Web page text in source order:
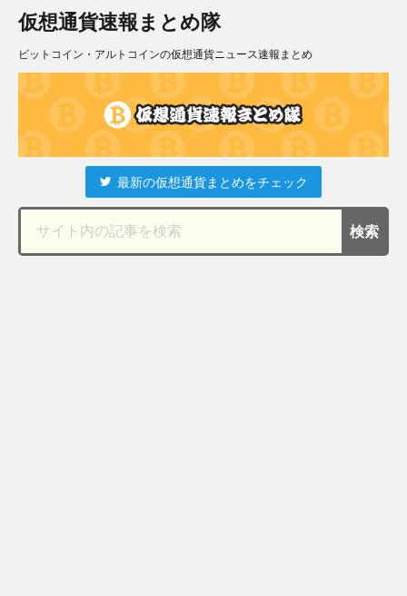
仮想通貨速報まとめ隊
ビットコイン・アルトコインの仮想通貨ニュース速報まとめ
最新の仮想通貨まとめをチェック